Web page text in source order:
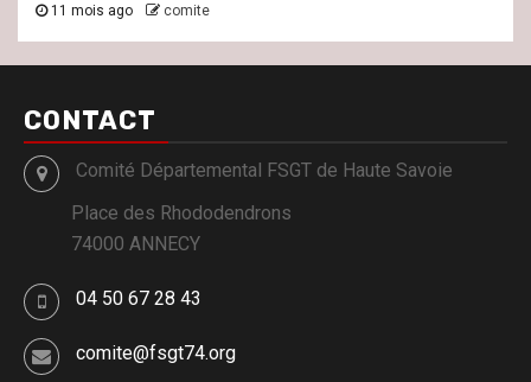
11 mois ago comite
CONTACT
Comité Départemental FSGT de Haute Savoie
Place des Rhododendrons
74000 ANNECY
04 50 67 28 43
comite@fsgt74.org